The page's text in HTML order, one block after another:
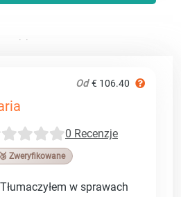
Od € 106.40
0 Recenzje
🥉 Zweryfikowane
w sprawach